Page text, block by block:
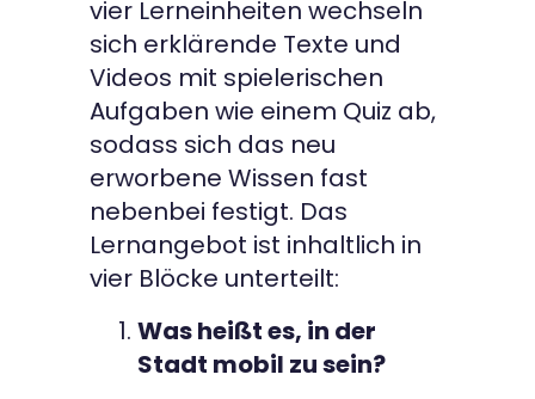
vier Lerneinheiten wechseln
sich erklärende Texte und
Videos mit spielerischen
Aufgaben wie einem Quiz ab,
sodass sich das neu
erworbene Wissen fast
nebenbei festigt. Das
Lernangebot ist inhaltlich in
vier Blöcke unterteilt:
Was heißt es, in der
Stadt mobil zu sein?